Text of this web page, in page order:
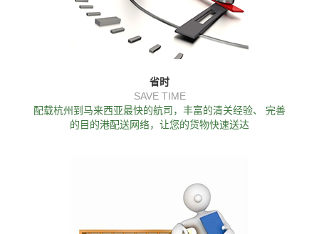
省时
SAVE TIME
配载杭州到马来西亚最快的航司，丰富的清关经验、 完善
的目的港配送网络，让您的货物快速送达